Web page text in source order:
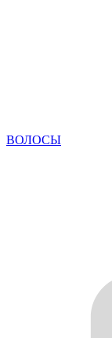
ВОЛОСЫ